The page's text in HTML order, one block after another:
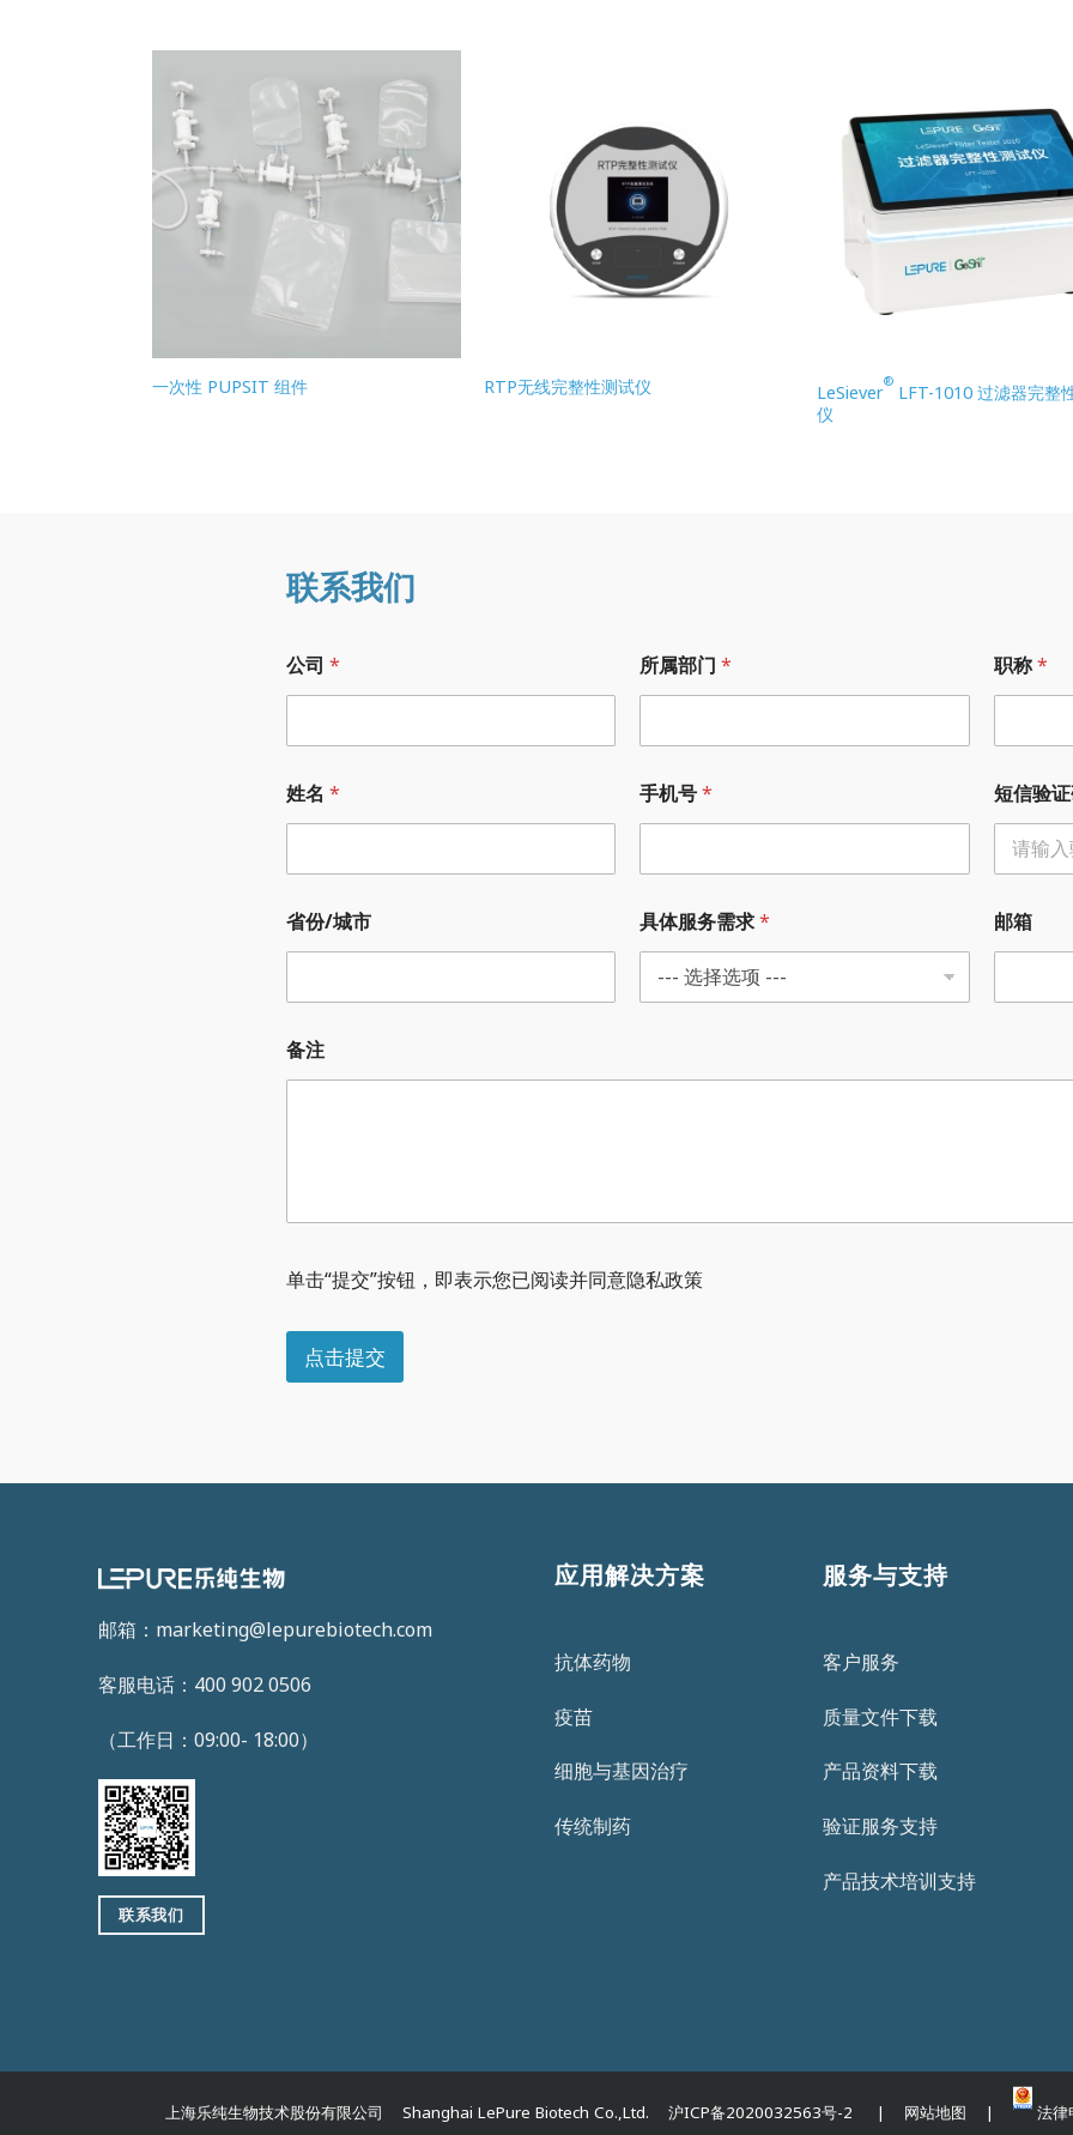
一次性 PUPSIT 组件 RTP无线完整性测试仪 LeSiever® LFT-1010 过滤器完整
仪
联系我们
公司 * 所属部门* 职称*
姓名 * 手机号* 短信验
省份/城市 具体服务需求* 邮箱
备注
体
服
公
/
单击“提交”按钮，即表示您已阅读并同意隐私政策
点击提交
邮箱：marketing@lepurebiotech.com
客服电话：400 902 0506
（工作日：09:00- 18:00）
联系我们
应用解决方案
抗体药物
疫苗
细胞与基因治疗
传统制药
服务与支持
客户服务
质量文件下载
产品资料下载
验证服务支持
产品技术培训支持
上海乐纯生物技术股份有限公司 Shanghai LePure Biotech Co.,Ltd. 沪ICP备2020032563号-2 | 网站地图 | 法律